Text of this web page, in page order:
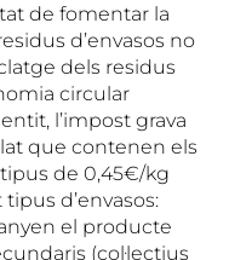
de fomentar la
d’envasos no
dels residus
circular
l’impost grava
que contenen els
de 0,45€/kg
d’envasos:
el producte
(col·lectius